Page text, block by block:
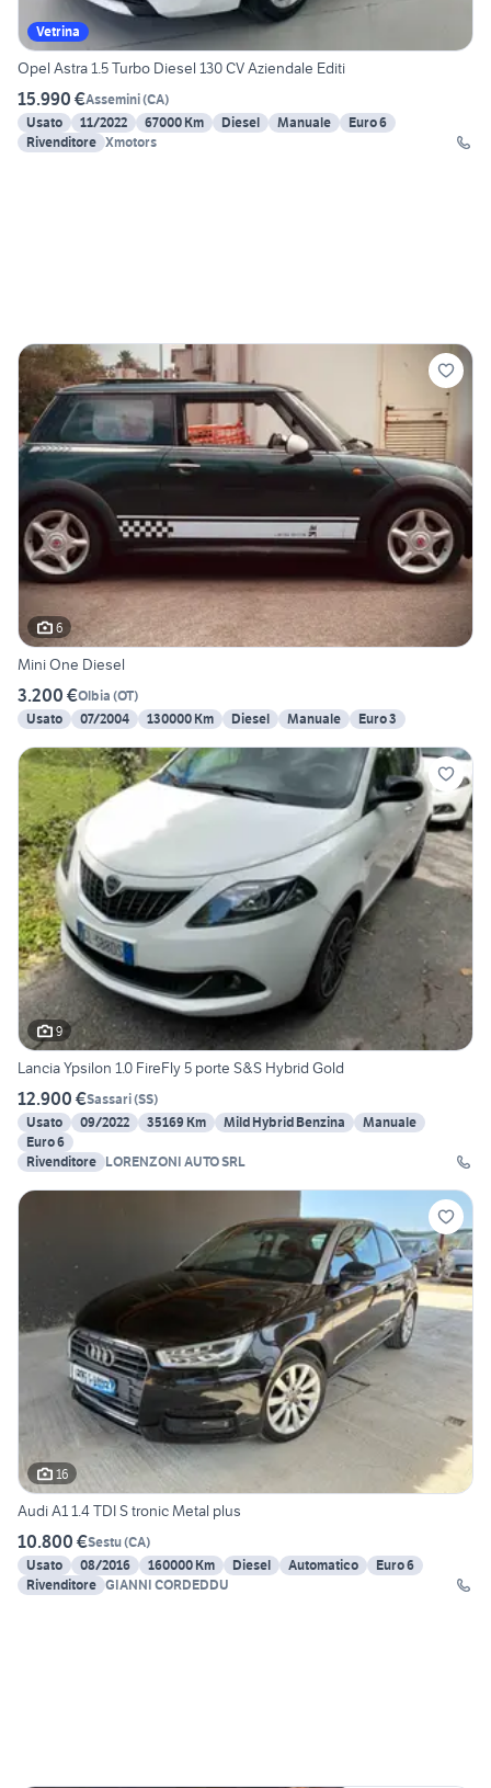
Vetrina
Opel Astra 1.5 Turbo Diesel 130 CV Aziendale Editi
15.990 €Assemini(CA)
Usato
11/2022 67000 Km Diesel Manuale
Euro 6
Rivenditore Xmotors
6
Mini One Diesel
3.200 €Olbia (OT)
Usato
07/2004 130000 Km Diesel Manuale Euro 3
9
Lancia Ypsilon 1.0 FireFly 5 porte S&S Hybrid Gold
12.900 €Sassari(SS)
Usato
09/2022 35169 Km Mild Hybrid Benzina
Manuale
Euro 6
Rivenditore LORENZONI AUTO SRL
16
Audi A1 1.4 TDI S tronic Metal plus
10.800 €Sestu(CA)
Usato
08/2016 160000 Km Diesel Automatico
Euro 6
Rivenditore GIANNI CORDEDDU